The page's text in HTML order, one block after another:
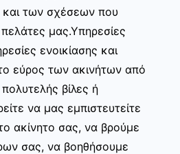
των σχέσεων που
μας.Υπηρεσίες
ενοικίασης και
εύρος των ακινήτων από
βίλες ή
να μας εμπιστευτείτε
ακίνητο σας, να βρούμε
σας, να βοηθήσουμε